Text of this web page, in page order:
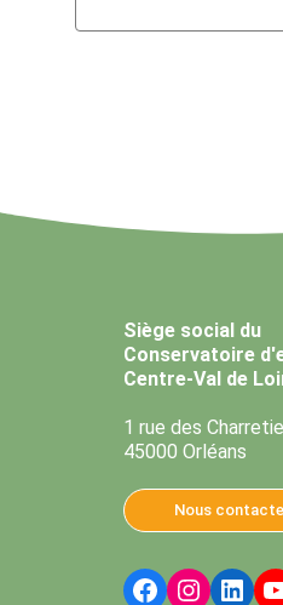
Siège social du
Conservatoire
Centre-Val de
1 rue des
45000 Orléans
Nous